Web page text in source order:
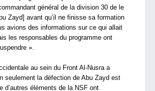
général de la division 30 de le
Zayd] avant qu’il ne finisse sa formation
avions des informations sur ce qui allait
les responsables du programme ont
».
au sein du Front Al-Nusra a
seulement la défection de Abu Zayd est
d’autres éléments de la NSF ont